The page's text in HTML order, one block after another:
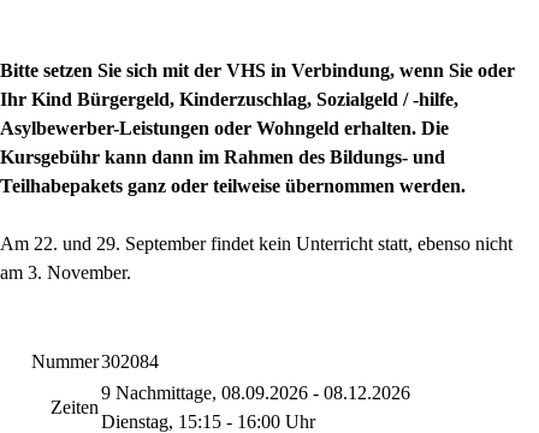
Bitte setzen Sie sich mit der VHS in Verbindung, wenn Sie oder
Ihr Kind Bürgergeld, Kinderzuschlag, Sozialgeld / -hilfe,
Asylbewerber-Leistungen oder Wohngeld erhalten. Die
Kursgebühr kann dann im Rahmen des Bildungs- und
Teilhabepakets ganz oder teilweise übernommen werden.
Am 22. und 29. September findet kein Unterricht statt, ebenso nicht
am 3. November.
Nummer302084
Zeiten
9 Nachmittage, 08.09.2026 - 08.12.2026
Dienstag, 15:15 - 16:00 Uhr